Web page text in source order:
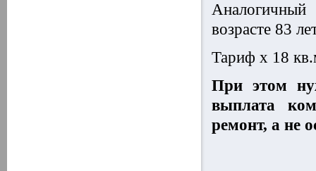
возрасте 83
Тариф х 18
При этом
выплата
ремонт, а не